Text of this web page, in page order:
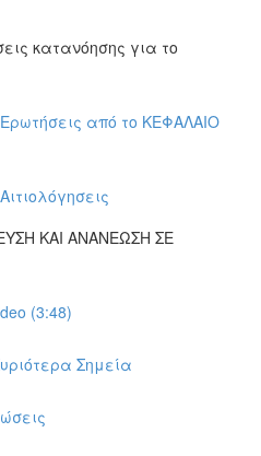
κατανόησης για το
από το ΚΕΦΑΛΑΙΟ
ΚΑΙ ΑΝΑΝΕΩΣΗ ΣΕ
(3:48)
Σημεία